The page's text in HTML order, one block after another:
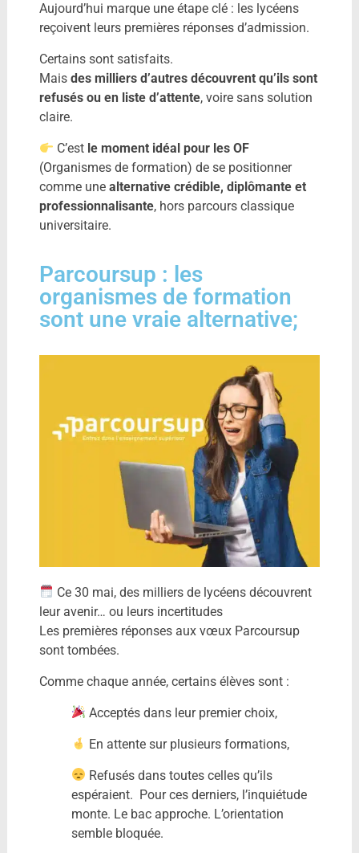
Aujourd’hui marque une étape clé : les lycéens
reçoivent leurs premières réponses d’admission.
Certains sont satisfaits.
Mais des milliers d’autres découvrent qu’ils sont
refusés ou en liste d’attente, voire sans solution
claire.
C’est le moment idéal pour les OF
(Organismes de formation) de se positionner
comme une alternative crédible, diplômante et
professionnalisante, hors parcours classique
universitaire.
Parcoursup : les
organismes de formation
sont une vraie alternative;
Ce 30 mai, des milliers de lycéens découvrent
leur avenir… ou leurs incertitudes
Les premières réponses aux vœux Parcoursup
sont tombées.
Comme chaque année, certains élèves sont :
Acceptés dans leur premier choix,
En attente sur plusieurs formations,
Refusés dans toutes celles qu’ils
espéraient. Pour ces derniers, l’inquiétude
monte. Le bac approche. L’orientation
semble bloquée.